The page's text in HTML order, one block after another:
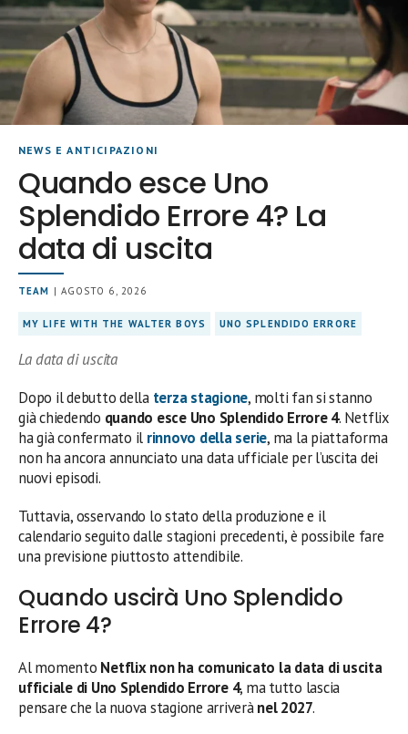
NEWS E ANTICIPAZIONI
Quando esce Uno
Splendido Errore 4? La
data di uscita
TEAM | AGOSTO 6, 2026
MY LIFE WITH THE WALTER BOYS UNO SPLENDIDO ERRORE
La data di uscita
Dopo il debutto della terza stagione, molti fan si stanno
già chiedendo quando esce Uno Splendido Errore 4. Netflix
ha già confermato il rinnovo della serie, ma la piattaforma
non ha ancora annunciato una data ufficiale per l’uscita dei
nuovi episodi.
Tuttavia, osservando lo stato della produzione e il
calendario seguito dalle stagioni precedenti, è possibile fare
una previsione piuttosto attendibile.
Quando uscirà Uno Splendido
Errore 4?
Al momento Netflix non ha comunicato la data di uscita
ufficiale di Uno Splendido Errore 4, ma tutto lascia
pensare che la nuova stagione arriverànel 2027.